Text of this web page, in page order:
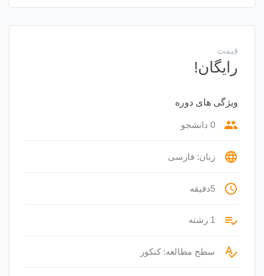
قیمت
رایگان!
ویژگی های دوره
group 0 دانشجو
language زبان: فارسی
access_time 5دقیقه
playlist_add_check 1 رشته
spellcheck سطح مطالعه: کنکور